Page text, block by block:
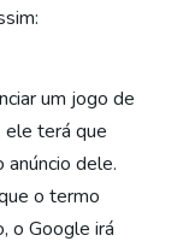
um jogo de
ele terá que
anúncio dele.
o termo
o Google irá